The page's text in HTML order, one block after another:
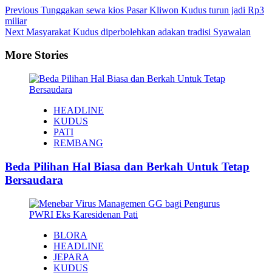
Previous Tunggakan sewa kios Pasar Kliwon Kudus turun jadi Rp3
miliar
Next Masyarakat Kudus diperbolehkan adakan tradisi Syawalan
More Stories
HEADLINE
KUDUS
PATI
REMBANG
Beda Pilihan Hal Biasa dan Berkah Untuk Tetap
Bersaudara
BLORA
HEADLINE
JEPARA
KUDUS